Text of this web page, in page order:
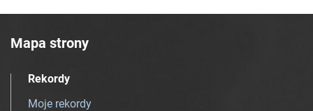
Mapa strony
Rekordy
Moje rekordy